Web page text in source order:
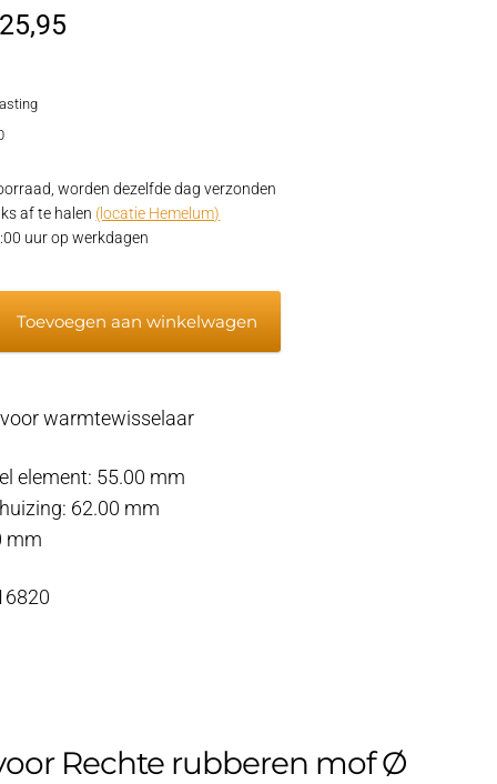
25,95
worden dezelfde dag verzonden
af te halen (locatie Hemelum)
uur op werkdagen
Toevoegen aan winkelwagen
voor warmtewisselaar
element: 55.00 mm
62.00 mm
mm
Rechte rubberen mof Ø